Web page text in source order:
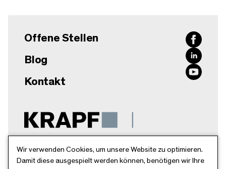
Krapf AG
Breitschachenstr. 52
Offene Stellen
Blog
Kontakt
Wir verwenden Cookies, um unsere Website zu optimieren.
Damit diese ausgespielt werden können, benötigen wir Ihre